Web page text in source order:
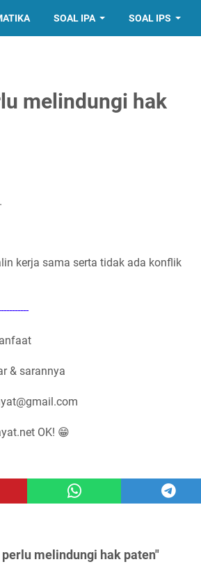
SOAL IPA SOAL IPS
melindungi hak
kerja sama serta tidak ada konflik
& sarannya
OK! 😁
melindungi hak paten"